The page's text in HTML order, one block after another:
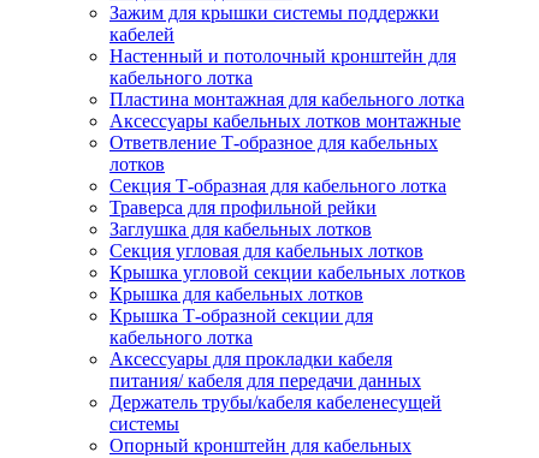
Зажим для крышки системы поддержки
кабелей
Настенный и потолочный кронштейн для
кабельного лотка
Пластина монтажная для кабельного лотка
Аксессуары кабельных лотков монтажные
Ответвление Т-образное для кабельных
лотков
Секция Т-образная для кабельного лотка
Траверса для профильной рейки
Заглушка для кабельных лотков
Секция угловая для кабельных лотков
Крышка угловой секции кабельных лотков
Крышка для кабельных лотков
Крышка Т-образной секции для
кабельного лотка
Аксессуары для прокладки кабеля
питания/ кабеля для передачи данных
Держатель трубы/кабеля кабеленесущей
системы
Опорный кронштейн для кабельных